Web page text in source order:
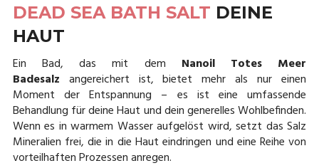
DEAD SEA BATH SALT DEINE
HAUT
Ein Bad, das mit dem Nanoil Totes Meer
Badesalz angereichert ist, bietet mehr als nur einen
Moment der Entspannung – es ist eine umfassende
Behandlung für deine Haut und dein generelles Wohlbefinden.
Wenn es in warmem Wasser aufgelöst wird, setzt das Salz
Mineralien frei, die in die Haut eindringen und eine Reihe von
vorteilhaften Prozessen anregen.